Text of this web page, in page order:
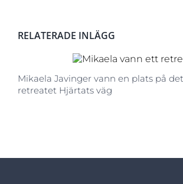
RELATERADE INLÄGG
Mikaela Javinger vann en plats på
retreatet Hjärtats väg